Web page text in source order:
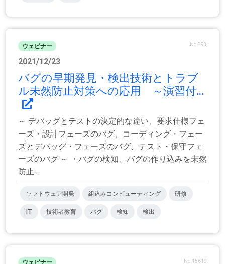
ウェビナー No.893
2021/12/23
バグの早期発見・検出技術とトラブ
ル未然防止対策への応用 ～演習付...
～ デバッグとテストの決定的な違い、要求仕様フェ
ーズ・設計フェーズのバグ、コーディング・フェー
ズとデバッグ・フェーズのバグ、テスト・保守フェ
ーズのバグ ～ ・バグの検知、バグの作り込みを未然
防止...
ソフトウェア開発 組込みコンピューティング 研修
IT 技術者教育 バグ 検知 検出
ウェビナー No.15619